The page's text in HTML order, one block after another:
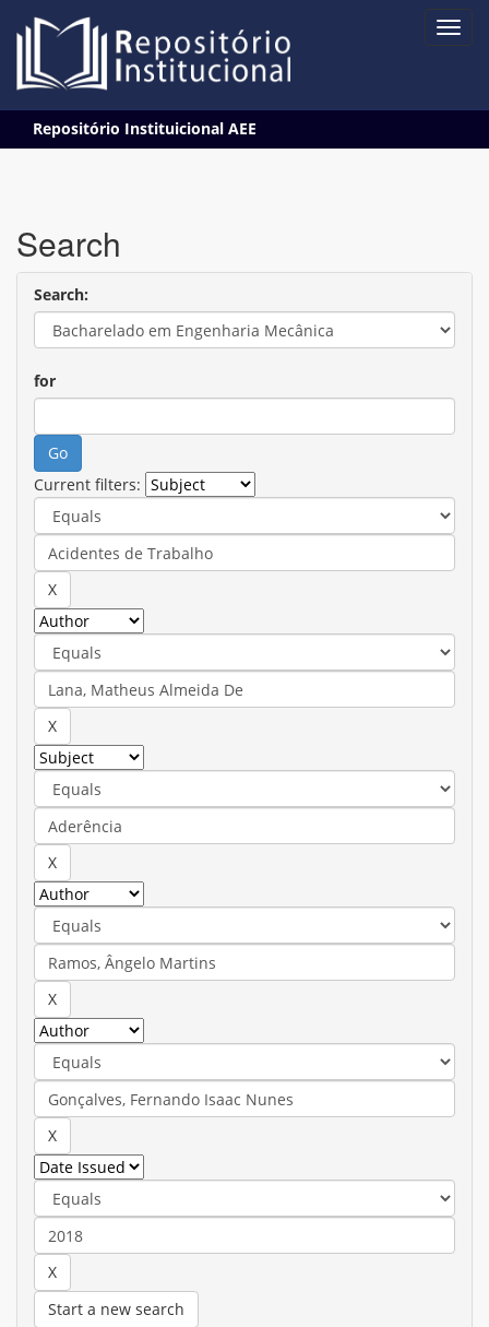
navigation
Repositório Instituicional AEE
Search
Search:
for
Current filters:
Start a new search